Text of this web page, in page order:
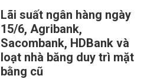
Lãi suất ngân hàng ngày
15/6, Agribank,
Sacombank, HDBank và
loạt nhà băng duy trì mặt
bằng cũ